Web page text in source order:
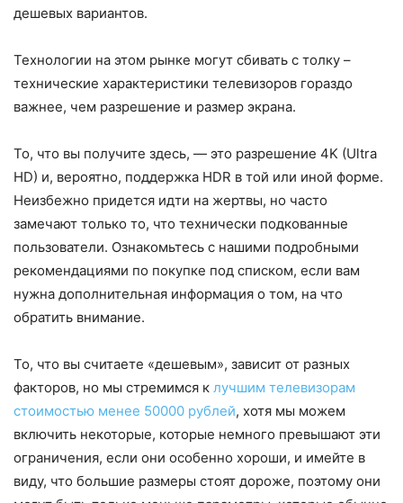
дешевых вариантов.
Технологии на этом рынке могут сбивать с толку –
технические характеристики телевизоров гораздо
важнее, чем разрешение и размер экрана.
То, что вы получите здесь, — это разрешение 4K (Ultra
HD) и, вероятно, поддержка HDR в той или иной форме.
Неизбежно придется идти на жертвы, но часто
замечают только то, что технически подкованные
пользователи. Ознакомьтесь с нашими подробными
рекомендациями по покупке под списком, если вам
нужна дополнительная информация о том, на что
обратить внимание.
То, что вы считаете «дешевым», зависит от разных
факторов, но мы стремимся к лучшим телевизорам
стоимостью менее 50000 рублей, хотя мы можем
включить некоторые, которые немного превышают эти
ограничения, если они особенно хороши, и имейте в
виду, что большие размеры стоят дороже, поэтому они